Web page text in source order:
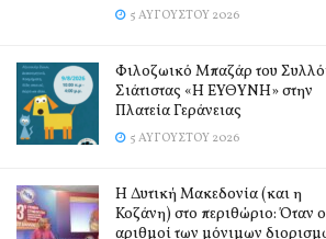
5 ΑΥΓΟΎΣΤΟΥ 2026
Φιλοζωικό Μπαζάρ του
Σιάτιστας «Η ΕΥΘΥΝΗ» στην
Πλατεία Γεράνειας
5 ΑΥΓΟΎΣΤΟΥ 2026
Η Δυτική Μακεδονία (και η
Κοζάνη) στο περιθώριο: Όταν
αριθμοί των μόνιμων